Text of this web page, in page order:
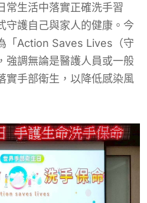
常生活中落實正確洗手習
守護自己與家人的健康。今
「Action Saves Lives（守
強調無論是醫護人員或一般
實手部衛生，以降低感染風